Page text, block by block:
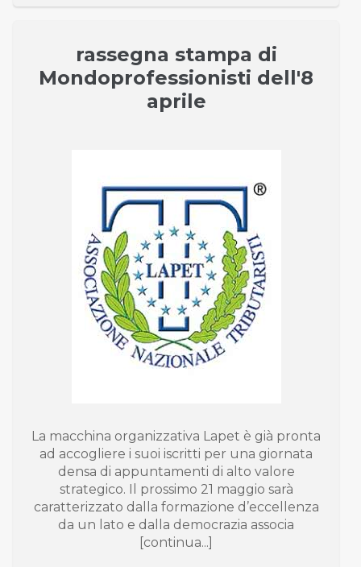
rassegna stampa di
Mondoprofessionisti dell'8
aprile
La macchina organizzativa Lapet è già pronta
ad accogliere i suoi iscritti per una giornata
densa di appuntamenti di alto valore
strategico. Il prossimo 21 maggio sarà
caratterizzato dalla formazione d’eccellenza
da un lato e dalla democrazia associa
[continua...]